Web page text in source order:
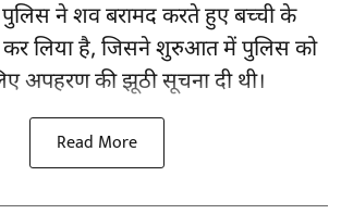
ने शव बरामद करते हुए बच्ची के
कर लिया है, जिसने शुरुआत में पुलिस को
अपहरण की झूठी सूचना दी थी।
Read More